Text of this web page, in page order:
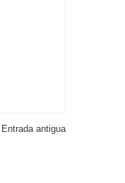
Entrada antigua